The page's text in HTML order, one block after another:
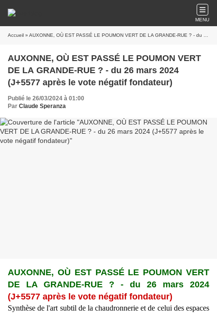
MENU
Accueil » AUXONNE, OÙ EST PASSÉ LE POUMON VERT DE LA GRANDE-RUE ? - du 26 mars 2024 (J+5577 après le vote négatif fondateur)
AUXONNE, OÙ EST PASSÉ LE POUMON VERT
DE LA GRANDE-RUE ? - du 26 mars 2024
(J+5577 après le vote négatif fondateur)
Publié le 26/03/2024 à 01:00
Par Claude Speranza
AUXONNE, OÙ EST PASSÉ LE POUMON VERT
DE LA GRANDE-RUE ? - du 26 mars 2024
(J+5577 après le vote négatif fondateur)
Synthèse de l'art subtil de la chaudronnerie et de celui des espaces